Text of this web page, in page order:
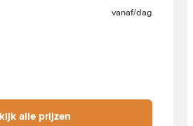
vanaf/dag
alle prijzen